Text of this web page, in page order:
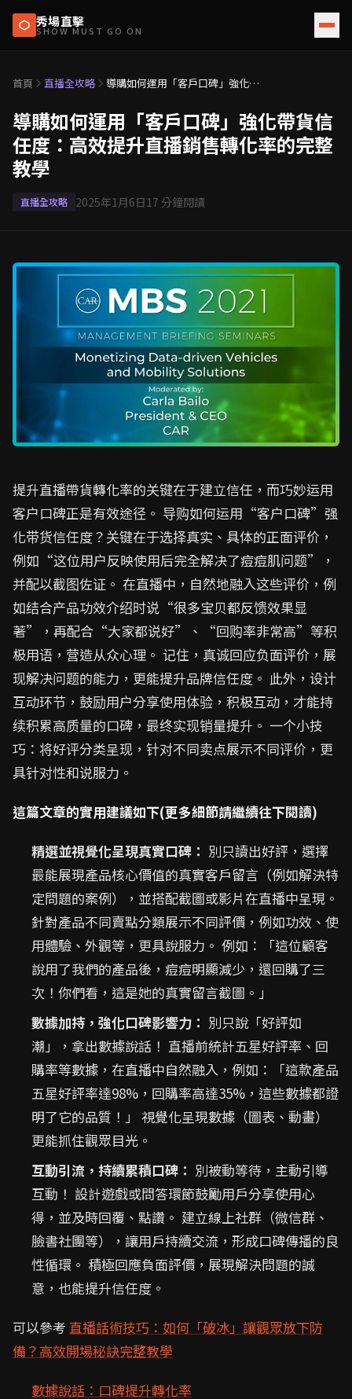
秀場直擊
SHOW MUST GO ON
首頁 直播全攻略
導購如何運用「客戶口碑」強化帶
率的完整教學
導購如何運用「客戶口碑」強化帶貨信
任度：高效提升直播銷售轉化率的完整
教學
直播全攻略 2025年1月6日17 分鐘閱讀
提升直播帶貨轉化率的关键在于建立信任，而巧妙运用
客户口碑正是有效途径。 导购如何运用“客户口碑”强
化带货信任度？关键在于选择真实、具体的正面评价，
例如“这位用户反映使用后完全解决了痘痘肌问题”，
并配以截图佐证。 在直播中，自然地融入这些评价，例
如结合产品功效介绍时说“很多宝贝都反馈效果显
著”，再配合“大家都说好”、“回购率非常高”等积
极用语，营造从众心理。 记住，真诚回应负面评价，展
现解决问题的能力，更能提升品牌信任度。 此外，设计
互动环节，鼓励用户分享使用体验，积极互动，才能持
续积累高质量的口碑，最终实现销量提升。 一个小技
巧：将好评分类呈现，针对不同卖点展示不同评价，更
具针对性和说服力。
這篇文章的實用建議如下(更多細節請繼續往下閱讀)
精選並視覺化呈現真實口碑： 別只讀出好評，選擇
最能展現產品核心價值的真實客戶留言（例如解決特
定問題的案例），並搭配截圖或影片在直播中呈現。
針對產品不同賣點分類展示不同評價，例如功效、使
用體驗、外觀等，更具說服力。 例如：「這位顧客
說用了我們的產品後，痘痘明顯減少，還回購了三
次！你們看，這是她的真實留言截圖。」
數據加持，強化口碑影響力： 別只說「好評如
潮」，拿出數據說話！ 直播前統計五星好評率、回
購率等數據，在直播中自然融入，例如：「這款產品
五星好評率達98%，回購率高達35%，這些數據都證
明了它的品質！」 視覺化呈現數據（圖表、動畫）
更能抓住觀眾目光。
互動引流，持續累積口碑： 別被動等待，主動引導
互動！ 設計遊戲或問答環節鼓勵用戶分享使用心
得，並及時回覆、點讚。 建立線上社群（微信群、
臉書社團等），讓用戶持續交流，形成口碑傳播的良
性循環。 積極回應負面評價，展現解決問題的誠
意，也能提升信任度。
可以參考 直播話術技巧：如何「破冰」讓觀眾放下防
備？高效開場秘訣完整教學
數據說話：口碑提升轉化率